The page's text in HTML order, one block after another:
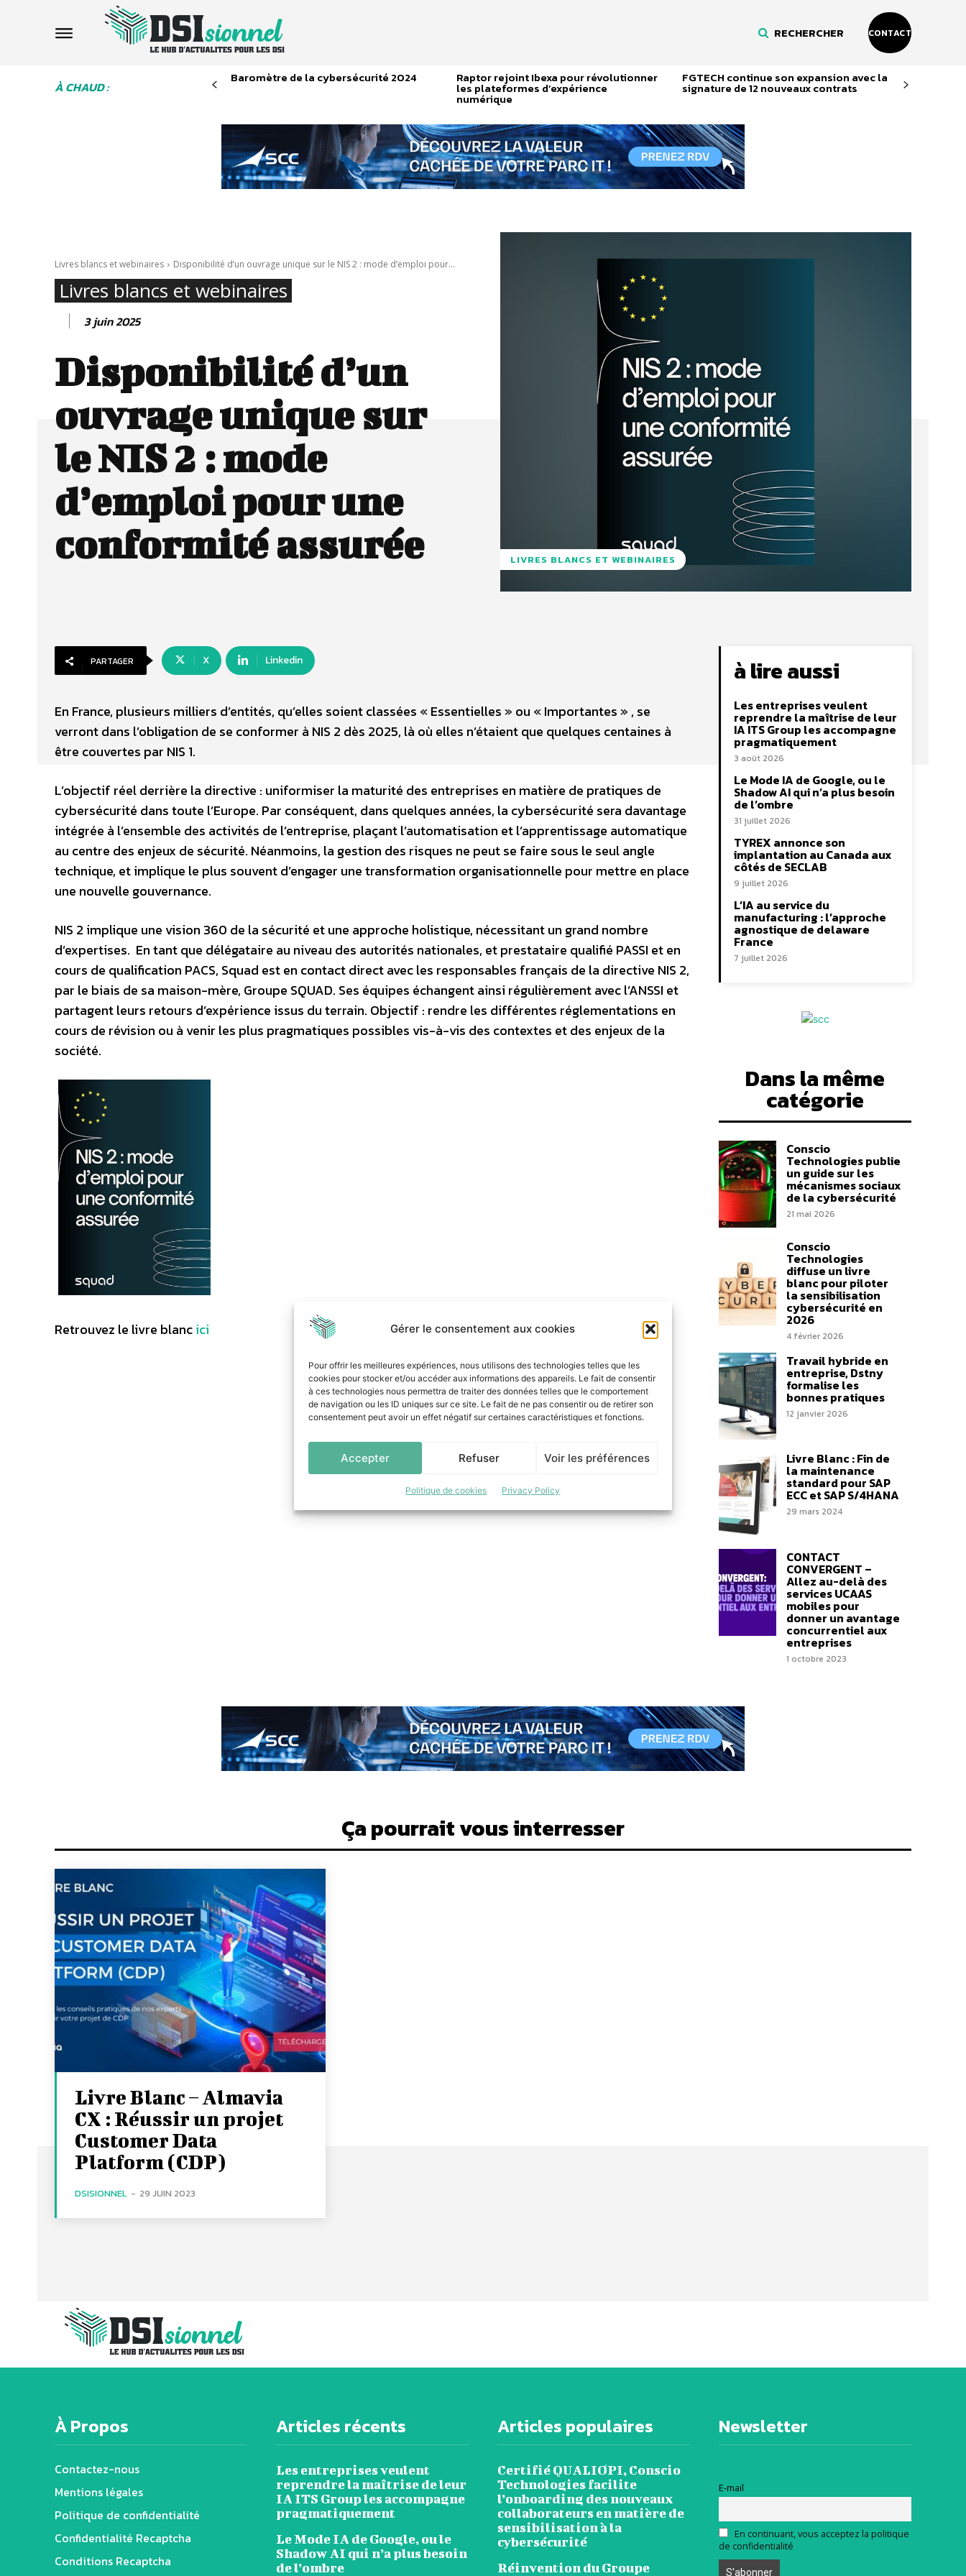
Gérer le consentement aux cookies
Pour offrir les meilleures expériences, nous utilisons des technologies telles que les
cookies pour stocker et/ou accéder aux informations des appareils. Le fait de consentir
à ces technologies nous permettra de traiter des données telles que le comportement
de navigation ou les ID uniques sur ce site. Le fait de ne pas consentir ou de retirer son
consentement peut avoir un effet négatif sur certaines caractéristiques et fonctions.
Accepter Refuser Voir les préférences
Politique de cookies Privacy Policy
RECHERCHER CONTACT
À CHAUD :
Baromètre de la cybersécurité 2024 Raptor rejoint Ibexa pour révolutionner
les plateformes d’expérience
numérique
FGTECH continue son expansion avec la
signature de 12 nouveaux contrats
Livres blancs et webinaires Disponibilité d’un ouvrage unique sur le NIS 2 : mode d’emploi pour...
Livres blancs et webinaires
3 juin 2025
Disponibilité d’un
ouvrage unique sur
le NIS 2 : mode
d’emploi pour une
conformité assurée
LIVRES BLANCS ET WEBINAIRES
PARTAGER X Linkedin
En France, plusieurs milliers d’entités, qu’elles soient classées « Essentielles » ou « Importantes » , se
verront dans l’obligation de se conformer à NIS 2 dès 2025, là où elles n’étaient que quelques centaines à
être couvertes par NIS 1.
L’objectif réel derrière la directive : uniformiser la maturité des entreprises en matière de pratiques de
cybersécurité dans toute l’Europe. Par conséquent, dans quelques années, la cybersécurité sera davantage
intégrée à l’ensemble des activités de l’entreprise, plaçant l’automatisation et l’apprentissage automatique
au centre des enjeux de sécurité. Néanmoins, la gestion des risques ne peut se faire sous le seul angle
technique, et implique le plus souvent d’engager une transformation organisationnelle pour mettre en place
une nouvelle gouvernance.
NIS 2 implique une vision 360 de la sécurité et une approche holistique, nécessitant un grand nombre
d’expertises. En tant que délégataire au niveau des autorités nationales, et prestataire qualifié PASSI et en
cours de qualification PACS, Squad est en contact direct avec les responsables français de la directive NIS 2,
par le biais de sa maison-mère, Groupe SQUAD. Ses équipes échangent ainsi régulièrement avec l’ANSSI et
partagent leurs retours d’expérience issus du terrain. Objectif : rendre les différentes réglementations en
cours de révision ou à venir les plus pragmatiques possibles vis-à-vis des contextes et des enjeux de la
société.
Retrouvez le livre blancici
à lire aussi
Les entreprises veulent
reprendre la maîtrise de leur
IA ITS Group les accompagne
pragmatiquement
3 août 2026
Le Mode IA de Google, ou le
Shadow AI qui n’a plus besoin
de l’ombre
31 juillet 2026
TYREX annonce son
implantation au Canada aux
côtés de SECLAB
9 juillet 2026
L’IA au service du
manufacturing : l’approche
agnostique de delaware
France
7 juillet 2026
Dans la même
catégorie
Conscio
Technologies publie
un guide sur les
mécanismes sociaux
de la cybersécurité
21 mai 2026
Conscio
Technologies
diffuse un livre
blanc pour piloter
la sensibilisation
cybersécurité en
2026
4 février 2026
Travail hybride en
entreprise, Dstny
formalise les
bonnes pratiques
12 janvier 2026
Livre Blanc : Fin de
la maintenance
standard pour SAP
ECC et SAP S/4HANA
29 mars 2024
CONTACT
CONVERGENT –
Allez au-delà des
services UCAAS
mobiles pour
donner un avantage
concurrentiel aux
entreprises
1 octobre 2023
Ça pourrait vous interresser
Livre Blanc – Almavia
CX : Réussir un projet
Customer Data
Platform (CDP)
DSISIONNEL - 29 JUIN 2023
À Propos
Contactez-nous
Mentions légales
Politique de confidentialité
Confidentialité Recaptcha
Conditions Recaptcha
Articles récents
Les entreprises veulent
reprendre la maîtrise de leur
IA ITS Group les accompagne
pragmatiquement
Le Mode IA de Google, ou le
Shadow AI qui n’a plus besoin
de l’ombre
Articles populaires
Certifié QUALIOPI, Conscio
Technologies facilite
l’onboarding des nouveaux
collaborateurs en matière de
sensibilisation à la
cybersécurité
Réinvention du Groupe
Newsletter
E-mail
En continuant, vous acceptez la politique
de confidentialité